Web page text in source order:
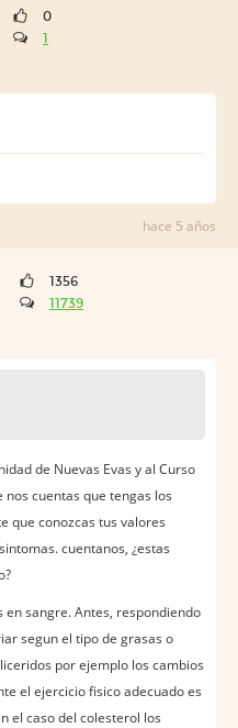
0
1
hace 5 años
1356
11739
de Nuevas Evas y al Curso
cuentas que tengas los
que conozcas tus valores
cuentanos, ¿estas
sangre. Antes, respondiendo
segun el tipo de grasas o
por ejemplo los cambios
el ejercicio fisico adecuado es
el caso del colesterol los